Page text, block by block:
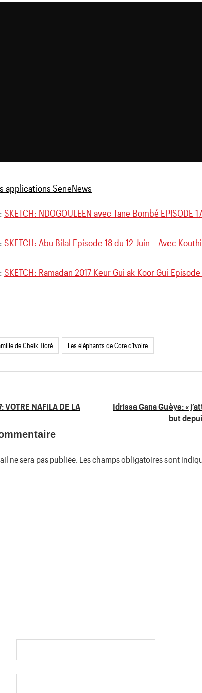
SKETCH: NDOGOULEEN avec Tane Bombé EPISODE 17
SKETCH: Abu Bilal Episode 18 du 12 Juin – Avec
SKETCH: Ramadan 2017 Keur Gui ak Koor Gui Episode
de Cheik Tioté Les éléphants de Cote d'Ivoire
VOTRE NAFILA DE LA
Idrissa Gana Guèye: «
but
ne sera pas publiée. Les champs obligatoires sont